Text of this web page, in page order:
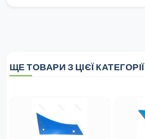
ЩЕ ТОВАРИ З ЦІЄЇ КАТЕГОРІЇ